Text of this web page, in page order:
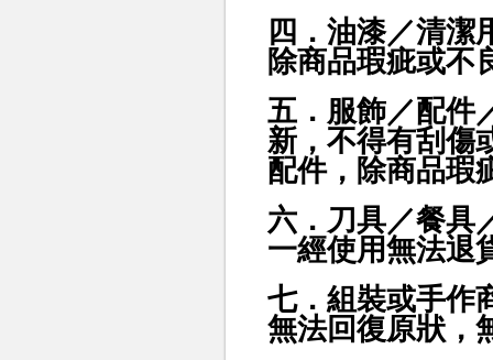
四．油漆／清潔
除商品瑕疵或不
五．服飾／配件
新，不得有刮傷
配件，除商品瑕
六．刀具／餐具
一經使用無法退
七．組裝或手作
無法回復原狀，